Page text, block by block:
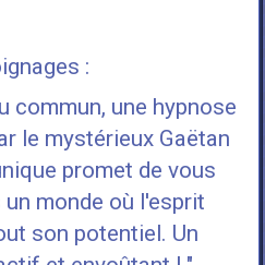
:
commun, une hypnose
le mystérieux Gaëtan
promet de vous
monde où l'esprit
son potentiel. Un